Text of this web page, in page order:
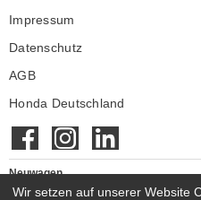
Impressum
Datenschutz
AGB
Honda Deutschland
Neuwagen
Neuwagen auf Lager
Wir setzen auf unserer Website